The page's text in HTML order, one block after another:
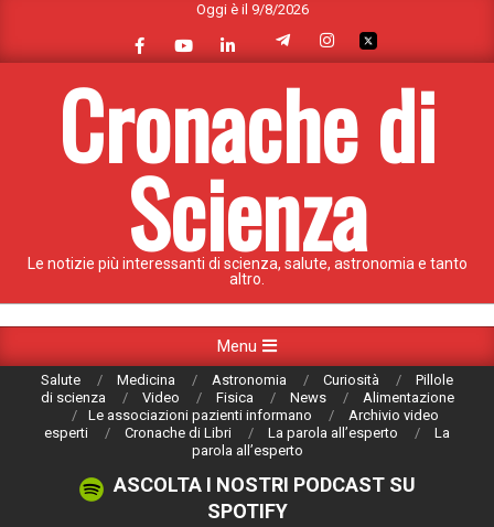
content
Oggi è il 9/8/2026
Cronache di
Scienza
Le notizie più interessanti di scienza, salute, astronomia e tanto
altro.
Navigation
Menu
Salute Medicina Astronomia Curiosità
Pillole
di scienza
Video Fisica News
Alimentazione
Le associazioni pazienti informano
Archivio video
esperti
Cronache di Libri La parola all’esperto
La
parola all’esperto
ASCOLTA I NOSTRI PODCAST SU
SPOTIFY